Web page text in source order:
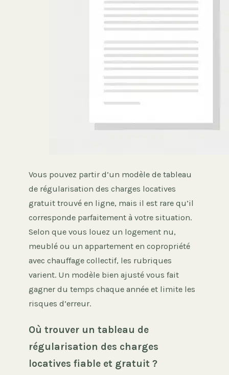
Vous pouvez partir d’un modèle de tableau
de régularisation des charges locatives
gratuit trouvé en ligne, mais il est rare qu’il
corresponde parfaitement à votre situation.
Selon que vous louez un logement nu,
meublé ou un appartement en copropriété
avec chauffage collectif, les rubriques
varient. Un modèle bien ajusté vous fait
gagner du temps chaque année et limite les
risques d’erreur.
Où trouver un tableau de
régularisation des charges
locatives fiable et gratuit ?